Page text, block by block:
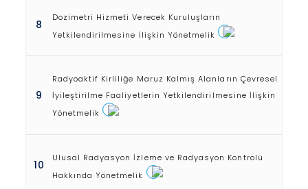
8
Dozimetri Hizmeti Verecek Kuruluşların
Yetkilendirilmesine İlişkin Yönetmelik
9
Radyoaktif Kirliliğe Maruz Kalmış Alanların Çevresel
İyileştirilme Faaliyetlerin Yetkilendirilmesine İlişkin
Yönetmelik
10
Ulusal Radyasyon İzleme ve Radyasyon Kontrolü
Hakkında Yönetmelik